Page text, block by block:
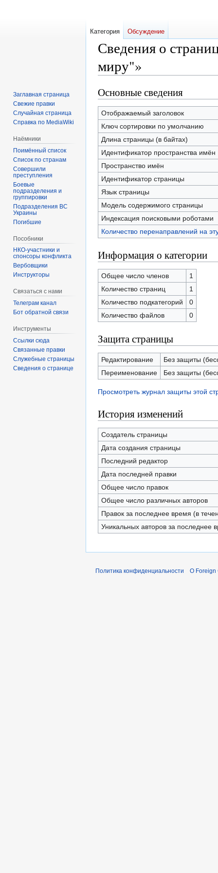
Сведения о
миру"»
Перейти
к
навигации
Перейти
к
поиску
Основные сведения
Отображаемый заголовок
Ключ сортировки по умолчанию
Длина страницы (в байтах)
Идентификатор пространства имён
Пространство имён
Идентификатор страницы
Язык страницы
Модель содержимого страницы
Индексация поисковыми роботами
Количество перенаправлений на
Информация о категории
Общее число членов
1
Количество страниц
1
Количество подкатегорий
0
Количество файлов
0
Защита страницы
Редактирование
Без защиты
Переименование
Без защиты
Просмотреть журнал защиты этой
История изменений
Создатель страницы
Дата создания страницы
Последний редактор
Дата последней правки
Общее число правок
Общее число различных авторов
Правок за последнее время (в
Уникальных авторов за последнее
Категория Обсуждение
Заглавная страница
Свежие правки
Случайная страница
Справка по MediaWiki
Наёмники
Поимённый список
Список по странам
Совершили
преступления
Боевые
подразделения и
группировки
Подразделения ВС
Украины
Погибшие
Пособники
спонсоры конфликта
‏‎Вербовщики
Инструкторы
Связаться с нами
Телеграм канал
Бот обратной связи
Инструменты
Ссылки сюда
Связанные правки
Служебные страницы
Сведения о странице
Политика конфиденциальности О Foreign